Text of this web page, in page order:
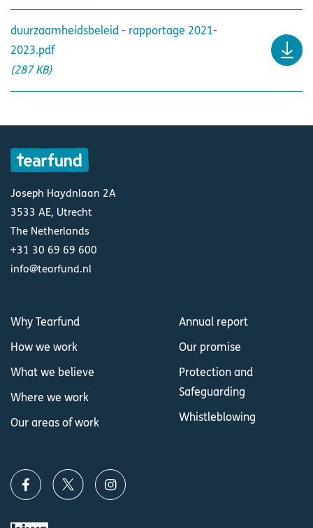
duurzaamheidsbeleid - rapportage 2021-
2023.pdf
(287 KB)
Joseph Haydnlaan 2A
3533 AE, Utrecht
The Netherlands
+31 30 69 69 600
info@tearfund.nl
Why Tearfund
How we work
What we believe
Where we work
Our areas of work
Annual report
Our promise
Protection and
Safeguarding
Whistleblowing